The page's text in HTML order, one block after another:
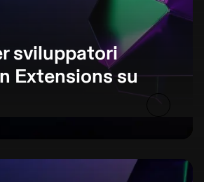
sviluppatori
Extensions su